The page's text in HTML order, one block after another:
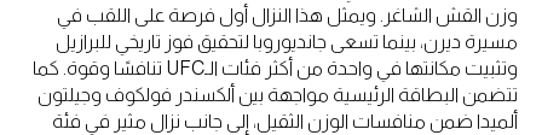
وزن القش الشاغر. ويمثل هذا النزال أول فرصة على اللقب في
مسيرة ديرن، بينما تسعى جانديوروبا لتحقيق فوز تاريخي للبرازيل
وتثبيت مكانتها في واحدة من أكثر فئات الـUFC تنافسًا وقوة. كما
تتضمن البطاقة الرئيسية مواجهة بين ألكسندر فولكوف وجيلتون
ألميدا ضمن منافسات الوزن الثقيل، إلى جانب نزال مثير في فئة